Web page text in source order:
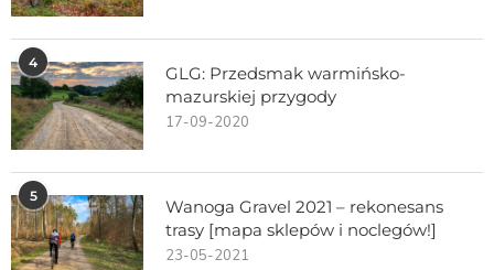
4
GLG: Przedsmak warmińsko-
mazurskiej przygody
17-09-2020
5
Wanoga Gravel 2021 – rekonesans
trasy [mapa sklepów i noclegów!]
23-05-2021